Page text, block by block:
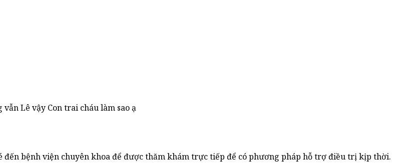
Lê vậy Con trai cháu làm sao ạ
đến bệnh viện chuyên khoa để được thăm khám trực tiếp để có phương pháp hỗ trợ điều trị kịp thời.